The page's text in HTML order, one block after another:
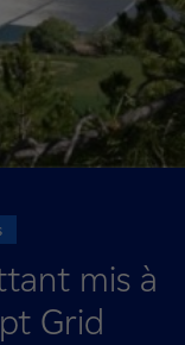
mis à
Grid